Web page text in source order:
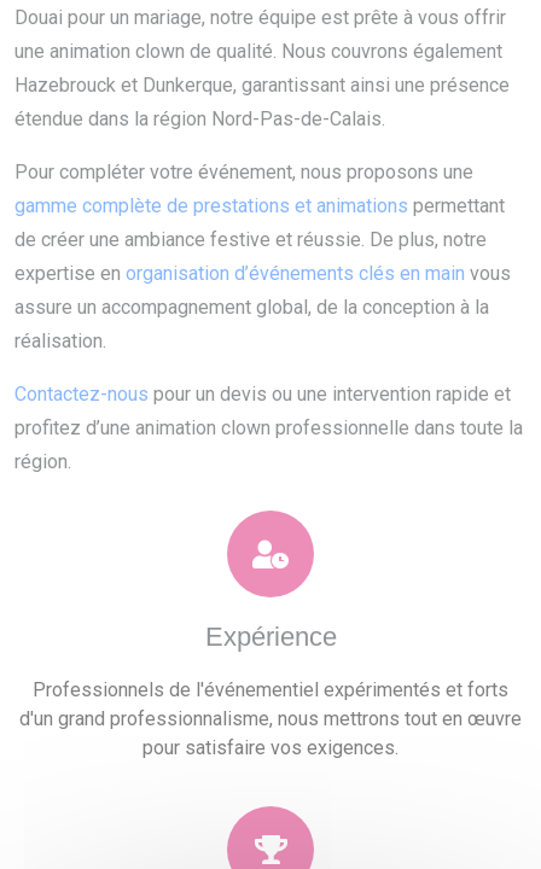
Douai pour un mariage, notre équipe est prête à vous offrir
une animation clown de qualité. Nous couvrons également
Hazebrouck et Dunkerque, garantissant ainsi une présence
étendue dans la région Nord-Pas-de-Calais.
Pour compléter votre événement, nous proposons une
gamme complète de prestations et animations permettant
de créer une ambiance festive et réussie. De plus, notre
expertise en organisation d’événements clés en main vous
assure un accompagnement global, de la conception à la
réalisation.
Contactez-nous pour un devis ou une intervention rapide et
profitez d’une animation clown professionnelle dans toute la
région.
Expérience
Professionnels de l'événementiel expérimentés et forts
d'un grand professionnalisme, nous mettrons tout en œuvre
pour satisfaire vos exigences.